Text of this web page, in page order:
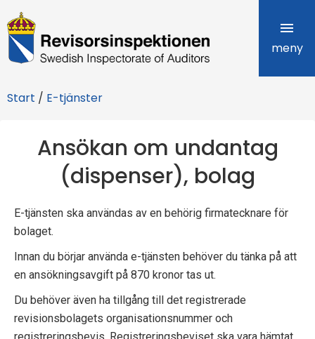
R
e
i
s
n
s
meny
Start / E-tjänster
Ansökan om undantag
(dispenser), bolag
E-tjänsten ska användas av en behörig firmatecknare för
bolaget.
Innan du börjar använda e-tjänsten behöver du tänka på att
en ansökningsavgift på 870 kronor tas ut.
Du behöver även ha tillgång till det registrerade
revisionsbolagets organisationsnummer och